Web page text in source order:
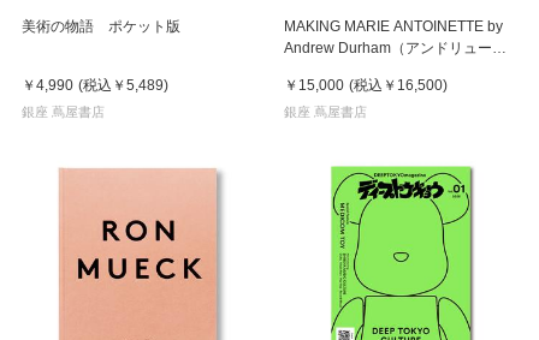
美術の物語 ポケット版
￥4,990 (税込 ￥5,489)
銀座 蔦屋書店
MAKING MARIE ANTOINETTE by
Andrew Durham（アンドリュー・
作品集
￥15,000 (税込 ￥16,500)
銀座 蔦屋書店